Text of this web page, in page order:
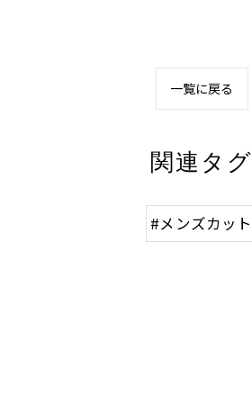
一覧に戻る
関連タグ
#メンズカット